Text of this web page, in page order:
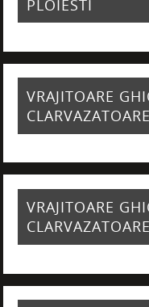
PLOIESTI
VRAJITOARE
VRAJITOARE